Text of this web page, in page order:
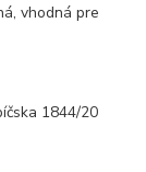
vhodná pre
1844/20